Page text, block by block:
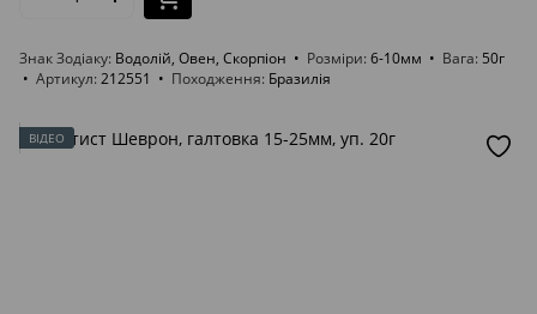
Знак Зодіаку Водолій, Овен, Скорпіон Розміри 6-10мм Вага 50г
Артикул 212551 Походження Бразилія
ВІДЕО